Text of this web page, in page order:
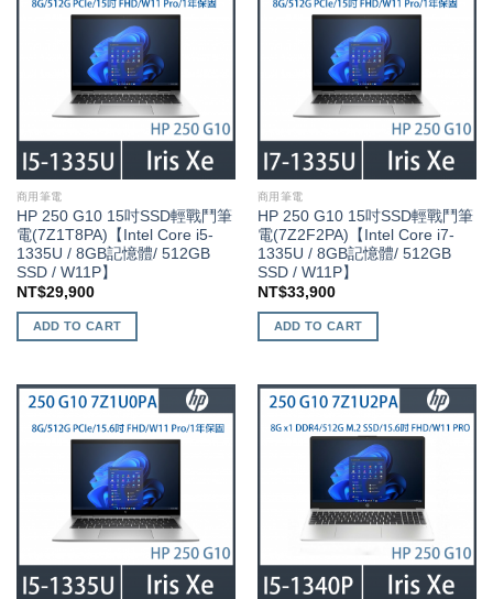
商用筆電
HP 250 G10 15吋SSD輕戰鬥筆
電(7Z1T8PA)【Intel Core i5-
1335U / 8GB記憶體/ 512GB
SSD / W11P】
NT$29,900
ADD TO CART
商用筆電
HP 250 G10 15吋SSD輕戰鬥筆
電(7Z2F2PA)【Intel Core i7-
1335U / 8GB記憶體/ 512GB
SSD / W11P】
NT$33,900
ADD TO CART